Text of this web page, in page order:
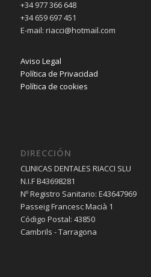
+34 977 366 648
+34 659 697 451
E-mail: riacci@hotmail.com
Aviso Legal
Política de Privacidad
Política de cookies
DIRECCIÓN
CLINICAS DENTALES RIACCI SLU
N.I.F B43698281
Nº Registro Sanitario: E43647969
Passeig Francesc Macià 1
Código Postal: 43850
Cambrils - Tarragona